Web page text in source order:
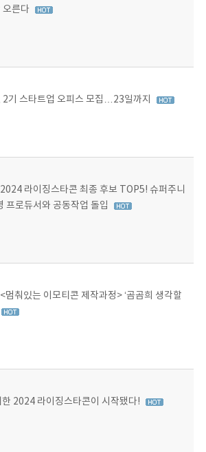
오른다
2기 스타트업 오피스 모집…23일까지
라이징스타콘 최종 후보 TOP5! 슈퍼주니
프로듀서와 공동작업 돌입
멈춰있는 이모티콘 제작과정> ‘곰곰희 생각할
2024 라이징스타콘이 시작됐다!